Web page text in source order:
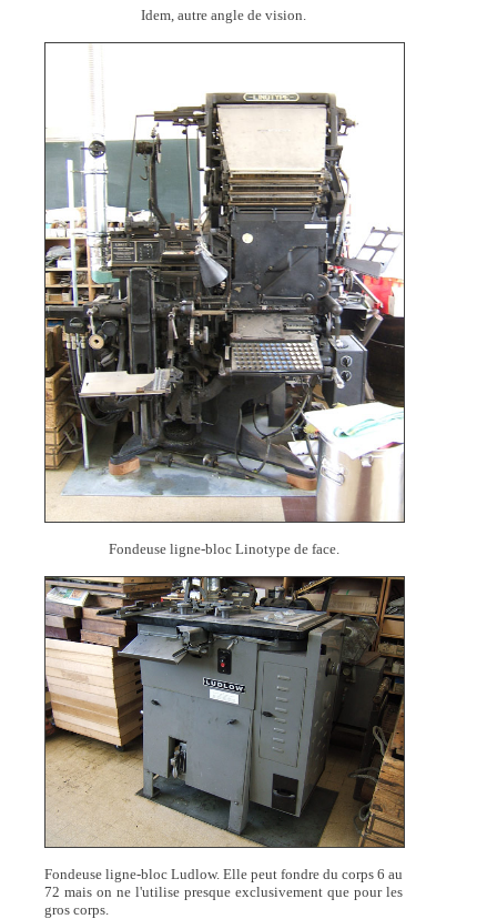
Idem, autre angle de vision.
Fondeuse ligne-bloc Linotype de face.
Fondeuse ligne-bloc Ludlow. Elle peut fondre du corps 6 au
72 mais on ne l'utilise presque exclusivement que pour les
gros corps.